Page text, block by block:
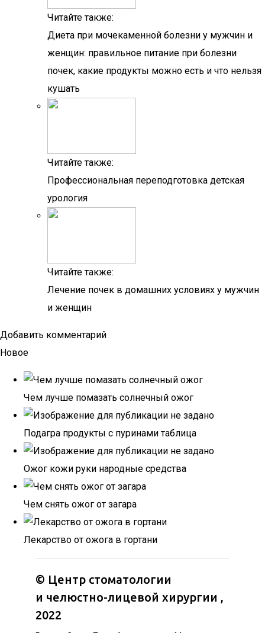
Читайте также:
Диета при мочекаменной болезни у мужчин и
женщин: правильное питание при болезни
почек, какие продукты можно есть и что нельзя
кушать
Читайте также:
Профессиональная переподготовка детская
урология
Читайте также:
Лечение почек в домашних условиях у мужчин
и женщин
Добавить комментарий
Новое
Чем лучше помазать солнечный ожог
Подагра продукты с пуринами таблица
Ожог кожи руки народные средства
Чем снять ожог от загара
Лекарство от ожога в гортани
© Центр стоматологии
и челюстно-лицевой хирургии ,
2022